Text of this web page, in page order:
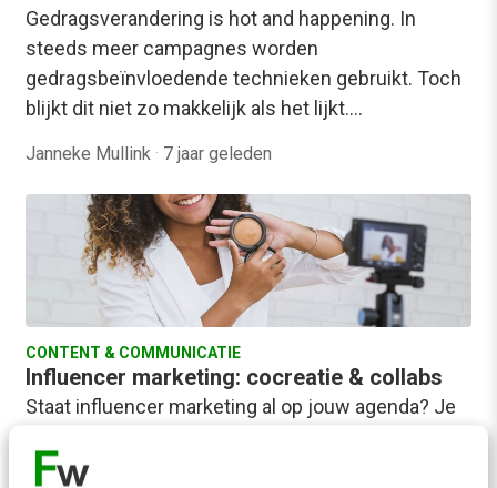
Gedragsverandering is hot and happening. In
steeds meer campagnes worden
gedragsbeïnvloedende technieken gebruikt. Toch
blijkt dit niet zo makkelijk als het lijkt.…
Janneke Mullink · 7 jaar geleden
CONTENT & COMMUNICATIE
Influencer marketing: cocreatie & collabs
Staat influencer marketing al op jouw agenda? Je
zo omzeil je adblockers. Liever werk…